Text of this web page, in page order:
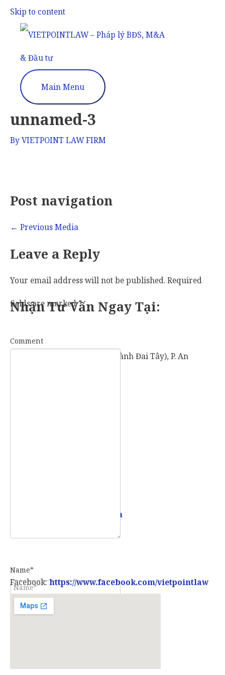
Skip to content
Main Menu
unnamed-3
ByVIETPOINT LAW FIRM
Post navigation
← Previous Media
Leave a Reply
Your email address will not be published.Required
fields are marked*
Comment
Name*
Nhận Tư Vấn Ngay Tại:
57 Vành Đai Tây (số cũ: 936 Vành Đai Tây), P. An
info@vietpointlaw.vn
Facebook:https://www.facebook.com/vietpointlaw